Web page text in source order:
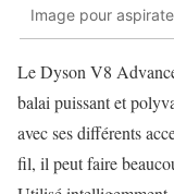
Image pour
Le Dyson V8
balai puissant et
avec ses différents
fil, il peut faire